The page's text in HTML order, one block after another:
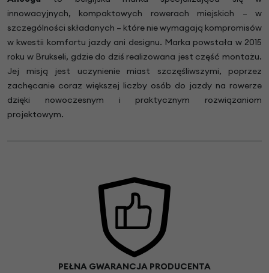
innowacyjnych, kompaktowych rowerach miejskich – w
szczególności składanych – które nie wymagają kompromisów
w kwestii komfortu jazdy ani designu. Marka powstała w 2015
roku w Brukseli, gdzie do dziś realizowana jest część montażu.
Jej misją jest uczynienie miast szczęśliwszymi, poprzez
zachęcanie coraz większej liczby osób do jazdy na rowerze
dzięki nowoczesnym i praktycznym rozwiązaniom
projektowym.
PEŁNA GWARANCJA PRODUCENTA